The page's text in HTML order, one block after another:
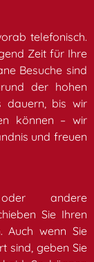
telefonisch.
Zeit für Ihre
Besuche sind
der hohen
dauern, bis wir
können – wir
und freuen
andere
Sie Ihren
Auch wenn Sie
sind, geben Sie